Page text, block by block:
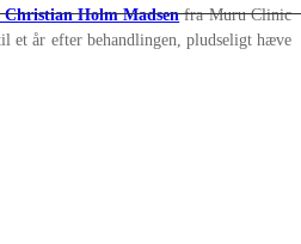
Christian Holm Madsenfra Muru Clinic
et år efter behandlingen, pludseligt hæve